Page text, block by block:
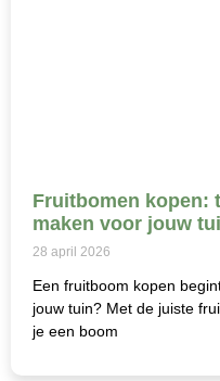
Fruitbomen kopen:
maken voor jouw
28 april 2026
Een fruitboom kopen
jouw tuin? Met de juiste
je een boom